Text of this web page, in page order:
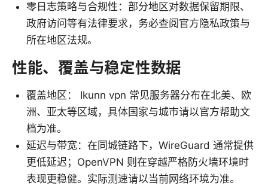
零日志策略与合规性：部分地区对数据保留期限、
政府访问等有法律要求，务必查阅官方隐私政策与
所在地区法规。
性能、覆盖与稳定性数据
覆盖地区： Ikunn vpn 常见服务器分布在北美、欧
洲、亚太等区域，具体国家与城市请以官方帮助文
档为准。
延迟与带宽：在同城链路下，WireGuard 通常提供
更低延迟；OpenVPN 则在穿越严格防火墙环境时
表现更稳健。实际测速请以当前网络环境为准。